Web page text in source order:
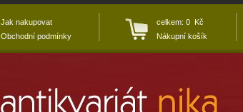
Jak nakupovat
Obchodní podmínky
celkem: 0 Kč
Nákupní košík